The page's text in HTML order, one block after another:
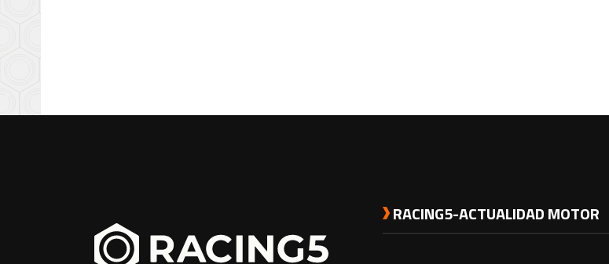
RACING5-ACTUALIDAD MOTOR